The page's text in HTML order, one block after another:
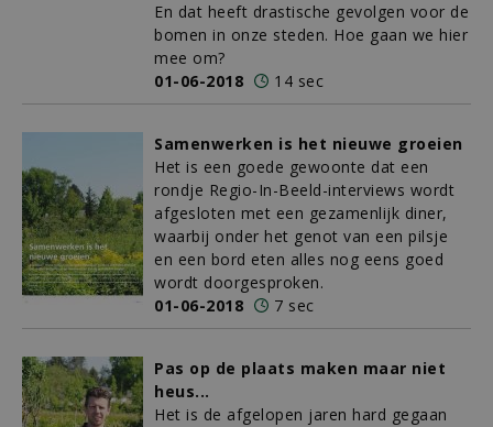
En dat heeft drastische gevolgen voor de
bomen in onze steden. Hoe gaan we hier
mee om?
01-06-2018
14 sec
Samenwerken is het nieuwe groeien
Het is een goede gewoonte dat een
rondje Regio-In-Beeld-interviews wordt
afgesloten met een gezamenlijk diner,
waarbij onder het genot van een pilsje
en een bord eten alles nog eens goed
wordt doorgesproken.
01-06-2018
7 sec
Pas op de plaats maken maar niet
heus...
Het is de afgelopen jaren hard gegaan